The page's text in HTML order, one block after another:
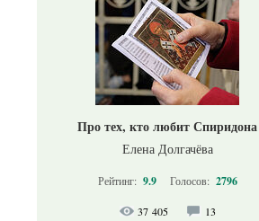
Про тех, кто любит Спиридона
Елена Долгачёва
Рейтинг: 9.9 Голосов: 2796
37 405 13